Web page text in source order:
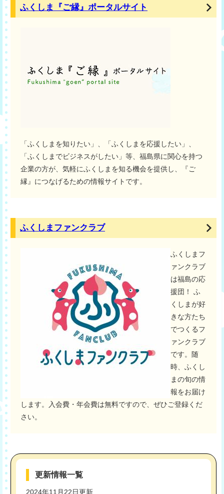
ふくしま『ご縁』ポータルサイト
「ふくしまを知りたい」、「ふくしまを応援したい」、
「ふくしまでビジネスがしたい」等、福島県に関心を持つ
企業の方が、気軽にふくしまを知る機会を提供し、『ご
縁』につなげるための情報サイトです。
ふくしまファンクラブ
ふくしまフ
ァンクラブ
は福島の応
援団！ ふ
くしまが好
きな方たち
でつくるフ
ァンクラブ
です。随
時、ふくし
まの旬の情
報をお届け
します。入会費・年会費は無料ですので、ぜひご登録くだ
さい。